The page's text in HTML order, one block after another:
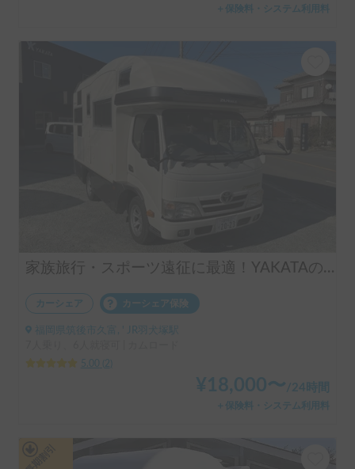
＋保険料・システム利用料
家族旅行・スポーツ遠征に最適！YAKATAのキャンピングカー
カーシェア カーシェア保険
福岡県筑後市久富, ' JR羽犬塚駅
5.00
2
¥ 18,000〜/24時間
＋保険料・システム利用料